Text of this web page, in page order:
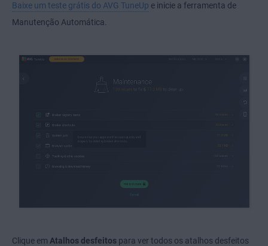
Baixe um teste grátis do AVG TuneUp e inicie a ferramenta de
Manutenção Automática.
Clique em Atalhos desfeitos para ver todos os atalhos desfeitos